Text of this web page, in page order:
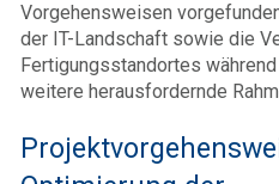
Vorgehensweisen
der IT-Landschaft sowie die
Fertigungsstandortes
weitere herausfordernde